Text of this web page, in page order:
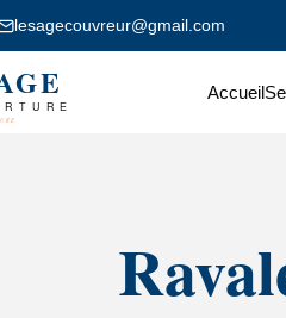
lesagecouvreur@gmail.com
Accueil